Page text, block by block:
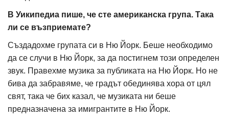
В Уикипедиа пише, че сте американска група. Така
ли се възприемате?
Създадохме групата си в Ню Йорк. Беше необходимо
да се случи в Ню Йорк, за да постигнем този определен
звук. Правехме музика за публиката на Ню Йорк. Но не
бива да забравяме, че градът обединява хора от цял
свят, така че бих казал, че музиката ни беше
предназначена за имигрантите в Ню Йорк.